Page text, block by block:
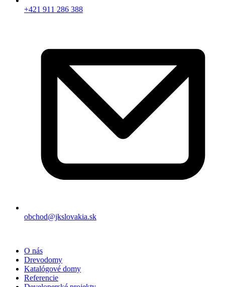
+421 911 286 388
obchod@jkslovakia.sk
O nás
Drevodomy
Katalógové domy
Referencie